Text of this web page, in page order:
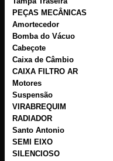
PEÇAS MECÂNICAS
Amortecedor
Bomba do Vácuo
Cabeçote
Caixa de Câmbio
CAIXA FILTRO AR
Motores
Suspensão
VIRABREQUIM
RADIADOR
Santo Antonio
SEMI EIXO
SILENCIOSO